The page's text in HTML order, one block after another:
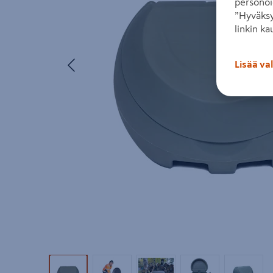
Edellinen
linkin
Lisää